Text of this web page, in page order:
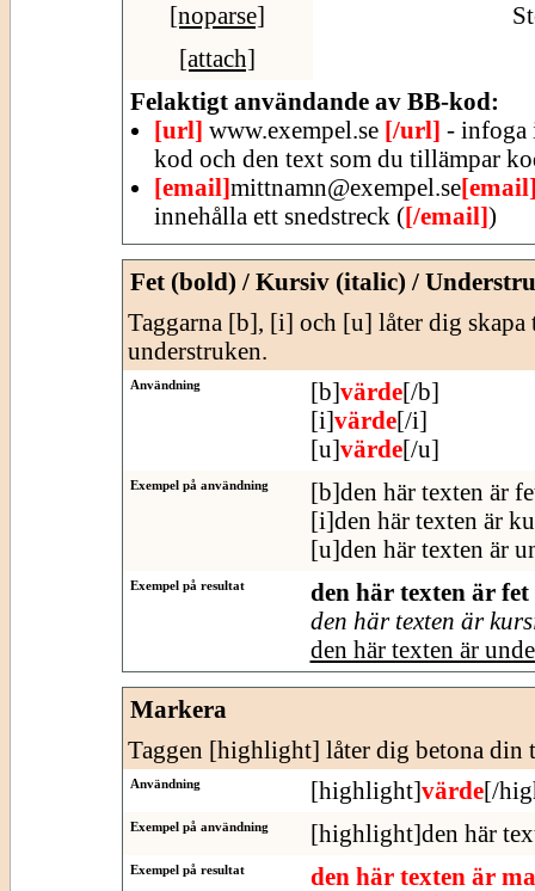
[noparse]
[attach]
Felaktigt användande av BB-kod:
[url] www.exempel.se [/url] - infoga
kod och den text som du tillämpar
[email]mittnamn@exempel.se
innehålla ett snedstreck ([/email])
Fet (bold) / Kursiv (italic) /
Taggarna [b], [i] och [u] låter dig
understruken.
Användning [b]värde[/b]
[i]värde[/i]
[u]värde[/u]
Exempel på användning
[b]den här texten är
[i]den här texten är
[u]den här texten är
Exempel på resultat
den här texten är fet
den här texten är
den här texten är
Markera
Taggen [highlight] låter dig betona din
Användning [highlight]värde[/
Exempel på användning [highlight]den här
Exempel på resultat den här texten är